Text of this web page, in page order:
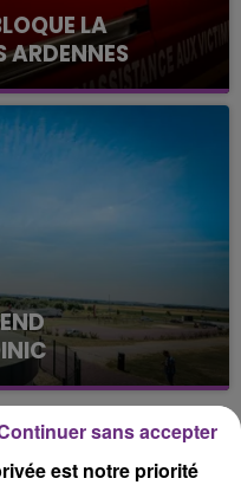
LA
ARDENNES
ce mercredi en
jour :
du monde.
et vous êtes tous
est notre priorité
sans accepter